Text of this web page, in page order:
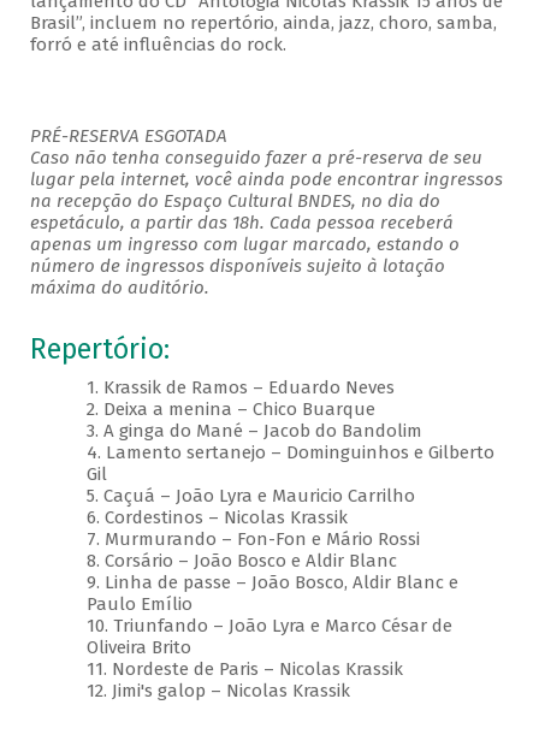
Brasil”, incluem no repertório, ainda, jazz, choro, samba,
forró e até influências do rock.
PRÉ-RESERVA ESGOTADA
Caso não tenha conseguido fazer a pré-reserva de seu
lugar pela internet, você ainda pode encontrar ingressos
na recepção do Espaço Cultural BNDES, no dia do
espetáculo, a partir das 18h. Cada pessoa receberá
apenas um ingresso com lugar marcado, estando o
número de ingressos disponíveis sujeito à lotação
máxima do auditório.
Repertório:
1. Krassik de Ramos – Eduardo Neves
2. Deixa a menina – Chico Buarque
3. A ginga do Mané – Jacob do Bandolim
4. Lamento sertanejo – Dominguinhos e Gilberto
Gil
5. Caçuá – João Lyra e Mauricio Carrilho
6. Cordestinos – Nicolas Krassik
7. Murmurando – Fon-Fon e Mário Rossi
8. Corsário – João Bosco e Aldir Blanc
9. Linha de passe – João Bosco, Aldir Blanc e
Paulo Emílio
10. Triunfando – João Lyra e Marco César de
Oliveira Brito
11. Nordeste de Paris – Nicolas Krassik
12. Jimi's galop – Nicolas Krassik